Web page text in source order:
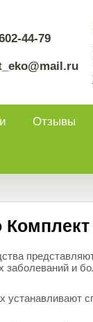
44-79
Отзывы
заболеваний и